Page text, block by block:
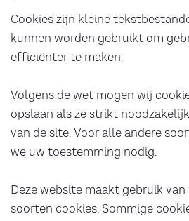
Cookies zijn kleine
kunnen worden gebruikt om
efficiënter te maken.
Volgens de wet mogen wij
opslaan als ze strikt
van de site. Voor alle andere
we uw toestemming nodig.
Deze website maakt gebruik
soorten cookies. Sommige